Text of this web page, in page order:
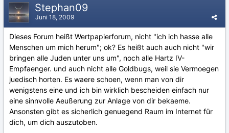
Stephan09
Juni 18, 2009
Dieses Forum heißt Wertpapierforum, nicht "ich ich hasse alle
Menschen um mich herum"; ok? Es heißt auch auch nicht "wir
bringen alle Juden unter uns um", noch alle Hartz IV-
Empfaenger. und auch nicht alle Goldbugs, weil sie Vermoegen
juedisch horten. Es waere schoen, wenn man von dir
wenigstens eine und ich bin wirklich bescheiden einfach nur
eine sinnvolle Aeußerung zur Anlage von dir bekaeme.
Ansonsten gibt es sicherlich genuegend Raum im Internet für
dich, um dich auszutoben.